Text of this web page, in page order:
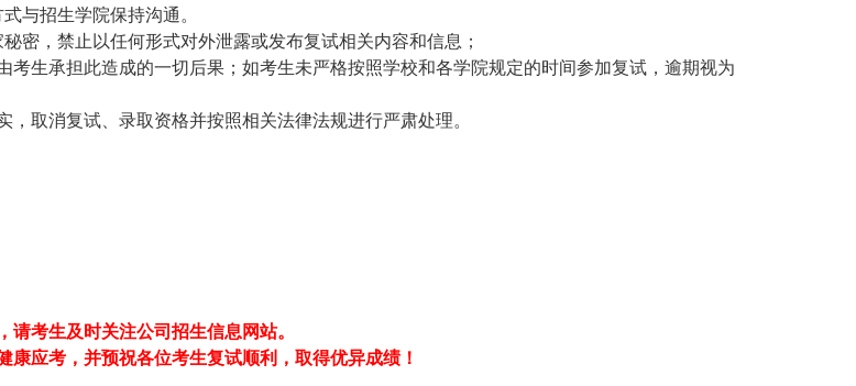
与招生学院保持沟通。
密，禁止以任何形式对外泄露或发布复试相关内容和信息；
考生承担此造成的一切后果；如考生未严格按照学校和各学院规定的时间参加复试，逾期视为
取消复试、录取资格并按照相关法律法规进行严肃处理。
考生及时关注公司招生信息网站。
应考，并预祝各位考生复试顺利，取得优异成绩！